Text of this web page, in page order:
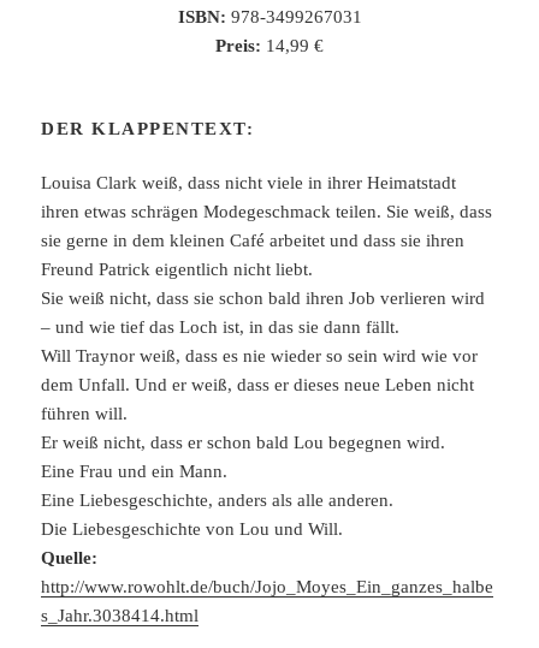
ISBN: 978-3499267031
Preis: 14,99 €
DER KLAPPENTEXT:
Louisa Clark weiß, dass nicht viele in ihrer Heimatstadt
ihren etwas schrägen Modegeschmack teilen. Sie weiß, dass
sie gerne in dem kleinen Café arbeitet und dass sie ihren
Freund Patrick eigentlich nicht liebt.
Sie weiß nicht, dass sie schon bald ihren Job verlieren wird
– und wie tief das Loch ist, in das sie dann fällt.
Will Traynor weiß, dass es nie wieder so sein wird wie vor
dem Unfall. Und er weiß, dass er dieses neue Leben nicht
führen will.
Er weiß nicht, dass er schon bald Lou begegnen wird.
Eine Frau und ein Mann.
Eine Liebesgeschichte, anders als alle anderen.
Die Liebesgeschichte von Lou und Will.
Quelle:
http://www.rowohlt.de/buch/Jojo_Moyes_Ein_ganzes_halbe
s_Jahr.3038414.html